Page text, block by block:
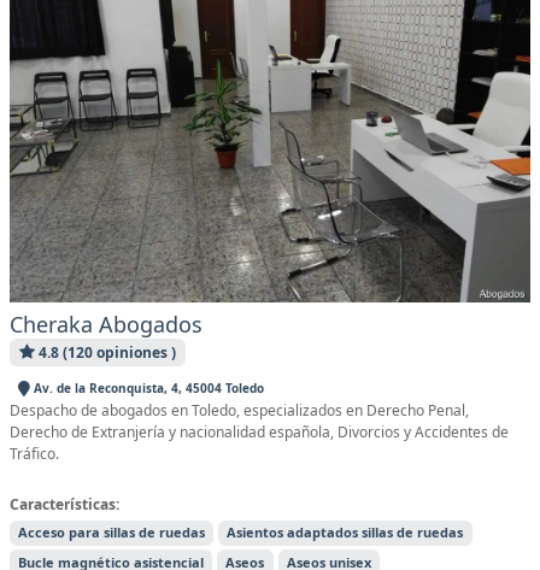
Cheraka Abogados
4.8 (120 opiniones )
Av. de la Reconquista, 4, 45004 Toledo
Despacho de abogados en Toledo, especializados en Derecho Penal,
Derecho de Extranjería y nacionalidad española, Divorcios y Accidentes de
Tráfico.
Características:
Acceso para sillas de ruedas
Asientos adaptados sillas de ruedas
Bucle magnético asistencial
Aseos
Aseos unisex